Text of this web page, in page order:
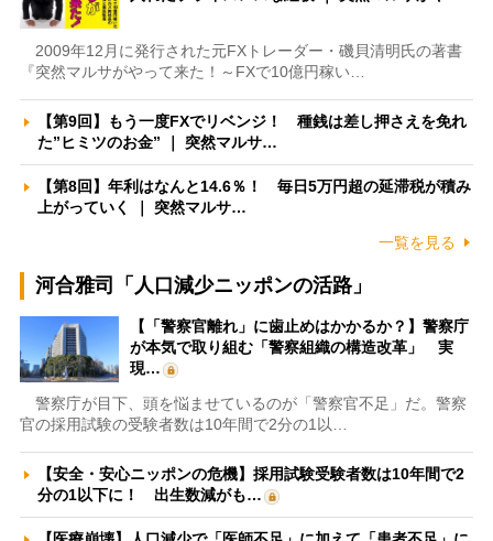
2009年12月に発行された元FXトレーダー・磯貝清明氏の著書
『突然マルサがやって来た！～FXで10億円稼い…
【第9回】もう一度FXでリベンジ！ 種銭は差し押さえを免れ
た”ヒミツのお金” ｜ 突然マルサ…
【第8回】年利はなんと14.6％！ 毎日5万円超の延滞税が積み
上がっていく ｜ 突然マルサ…
一覧を見る
河合雅司「人口減少ニッポンの活路」
【「警察官離れ」に歯止めはかかるか？】警察庁
が本気で取り組む「警察組織の構造改革」 実
現…
警察庁が目下、頭を悩ませているのが「警察官不足」だ。警察
官の採用試験の受験者数は10年間で2分の1以…
【安全・安心ニッポンの危機】採用試験受験者数は10年間で2
分の1以下に！ 出生数減がも…